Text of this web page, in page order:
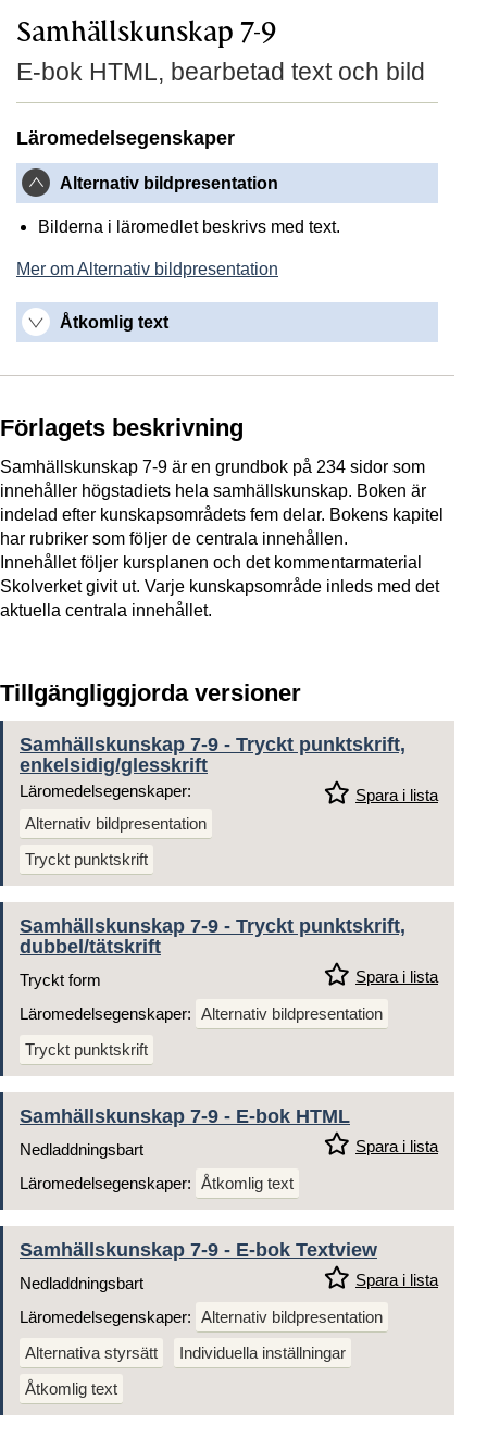
Samhällskunskap 7-9
E-bok HTML, bearbetad text och bild
Läromedelsegenskaper
Alternativ bildpresentation
Bilderna i läromedlet beskrivs med text.
Mer om Alternativ bildpresentation
Åtkomlig text
Förlagets beskrivning
Samhällskunskap 7-9 är en grundbok på 234 sidor som
innehåller högstadiets hela samhällskunskap. Boken är
indelad efter kunskapsområdets fem delar. Bokens kapitel
har rubriker som följer de centrala innehållen.
Innehållet följer kursplanen och det kommentarmaterial
Skolverket givit ut. Varje kunskapsområde inleds med det
aktuella centrala innehållet.
Tillgängliggjorda versioner
Samhällskunskap 7-9 - Tryckt punktskrift,
enkelsidig/glesskrift
Spara i lista
Läromedelsegenskaper:
Alternativ bildpresentation
Tryckt punktskrift
Samhällskunskap 7-9 - Tryckt punktskrift,
dubbel/tätskrift
Spara i lista
Tryckt form
Läromedelsegenskaper: Alternativ bildpresentation
Tryckt punktskrift
Samhällskunskap 7-9 - E-bok HTML
Spara i lista
Nedladdningsbart
Läromedelsegenskaper: Åtkomlig text
Samhällskunskap 7-9 - E-bok Textview
Spara i lista
Nedladdningsbart
Läromedelsegenskaper: Alternativ bildpresentation
Alternativa styrsätt
Individuella inställningar
Åtkomlig text